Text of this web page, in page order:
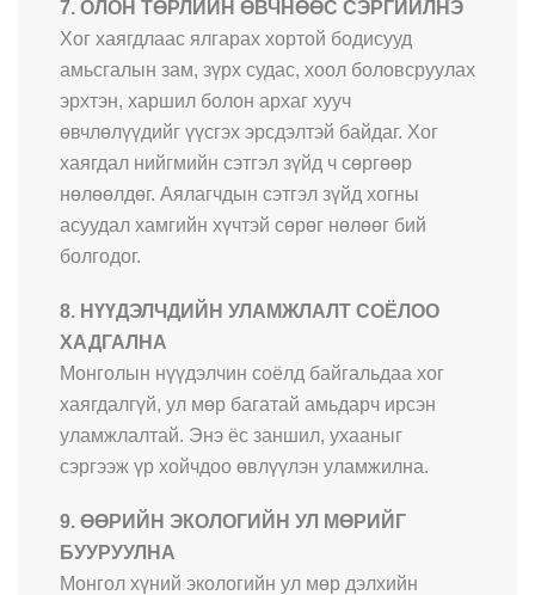
7. ОЛОН ТӨРЛИЙН ӨВЧНӨӨС СЭРГИЙЛНЭ
Хог хаягдлаас ялгарах хортой бодисууд
амьсгалын зам, зүрх судас, хоол боловсруулах
эрхтэн, харшил болон архаг хууч
өвчлөлүүдийг үүсгэх эрсдэлтэй байдаг. Хог
хаягдал нийгмийн сэтгэл зүйд ч сөргөөр
нөлөөлдөг. Аялагчдын сэтгэл зүйд хогны
асуудал хамгийн хүчтэй сөрөг нөлөөг бий
болгодог.
8. НҮҮДЭЛЧДИЙН УЛАМЖЛАЛТ СОЁЛОО
ХАДГАЛНА
Монголын нүүдэлчин соёлд байгальдаа хог
хаягдалгүй, ул мөр багатай амьдарч ирсэн
уламжлалтай. Энэ ёс заншил, ухааныг
сэргээж үр хойчдоо өвлүүлэн уламжилна.
9. ӨӨРИЙН ЭКОЛОГИЙН УЛ МӨРИЙГ
БУУРУУЛНА
Монгол хүний экологийн ул мөр дэлхийн